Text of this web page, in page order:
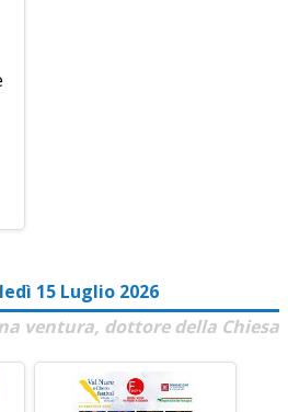
15 Luglio 2026
ventura, dottore della Chiesa